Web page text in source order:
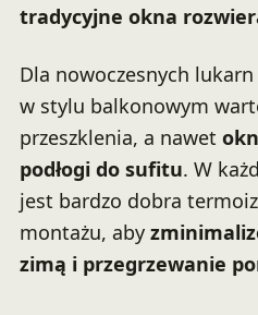
tradycyjne okna
Dla nowoczesnych
w stylu balkonowym
przeszklenia, a nawet
podłogi do sufitu. W
jest bardzo dobra
montażu, aby
zimą i przegrzewanie